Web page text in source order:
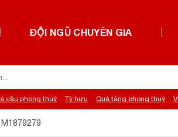
ĐỘI NGŨ CHUYÊN GIA
cầu phong thuỷ Tỳ hưu Quà tặng phong thuỷ